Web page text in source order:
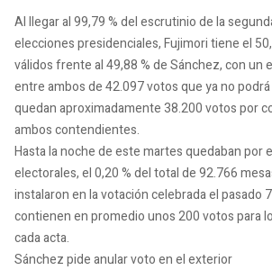
Al llegar al 99,79 % del escrutinio de la
elecciones presidenciales, Fujimori tiene el
válidos frente al 49,88 % de Sánchez, con un
entre ambos de 42.097 votos que ya no
quedan aproximadamente 38.200 votos por
ambos contendientes.
Hasta la noche de este martes quedaban por
electorales, el 0,20 % del total de 92.766
instalaron en la votación celebrada el pasado
contienen en promedio unos 200 votos para
cada acta.
Sánchez pide anular voto en el exterior